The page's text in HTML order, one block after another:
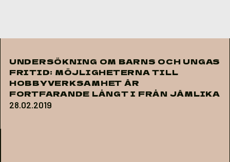
UNDERSÖKNING OM BARNS OCH UNGAS
FRITID: MÖJLIGHETERNA TILL
HOBBYVERKSAMHET ÄR
FORTFARANDE LÅNGT I FRÅN JÄMLIKA
28.02.2019